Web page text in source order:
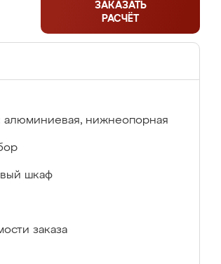
ЗАКАЗАТЬ
РАСЧЁТ
алюминиевая, нижнеопорная
шкаф
заказа